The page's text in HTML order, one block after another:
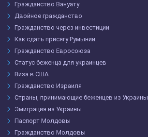
Гражданство Вануату
Двойное гражданство
Гражданство через инвестиции
Как сдать присягу Румынии
Гражданство Евросоюза
Статус беженца для украинцев
Виза в США
Гражданство Израиля
Страны, принимающие беженцев из Украины
Эмиграция из Украины
Паспорт Молдовы
Гражданство Молдовы